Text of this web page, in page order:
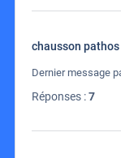
chausson pathos
Dernier message
Réponses :7